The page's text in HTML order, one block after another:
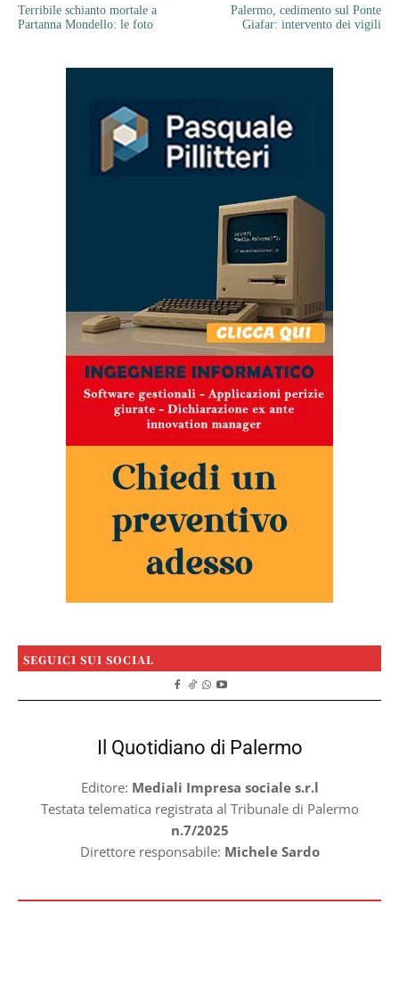
Terribile schianto mortale a
Partanna Mondello: le foto
Palermo, cedimento sul Ponte
Giafar: intervento dei vigili
SEGUICI SUI SOCIAL
Il Quotidiano di Palermo
Editore: Mediali Impresa sociale s.r.l
Testata telematica registrata al Tribunale di Palermo
n.7/2025
Direttore responsabile: Michele Sardo